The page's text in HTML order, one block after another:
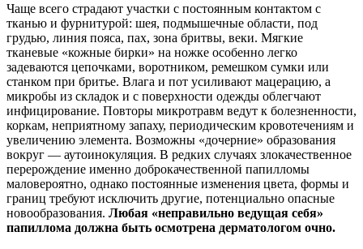
Чаще всего страдают участки с постоянным контактом с
тканью и фурнитурой: шея, подмышечные области, под
грудью, линия пояса, пах, зона бритвы, веки. Мягкие
тканевые «кожные бирки» на ножке особенно легко
задеваются цепочками, воротником, ремешком сумки или
станком при бритье. Влага и пот усиливают мацерацию, а
микробы из складок и с поверхности одежды облегчают
инфицирование. Повторы микротравм ведут к болезненности,
коркам, неприятному запаху, периодическим кровотечениям и
увеличению элемента. Возможны «дочерние» образования
вокруг — аутоинокуляция. В редких случаях злокачественное
перерождение именно доброкачественной папилломы
маловероятно, однако постоянные изменения цвета, формы и
границ требуют исключить другие, потенциально опасные
новообразования. Любая «неправильно ведущая себя»
папиллома должна быть осмотрена дерматологом очно.